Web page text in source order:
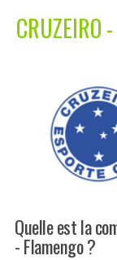
CRUZEIRO
Quelle est la
- Flamengo ?